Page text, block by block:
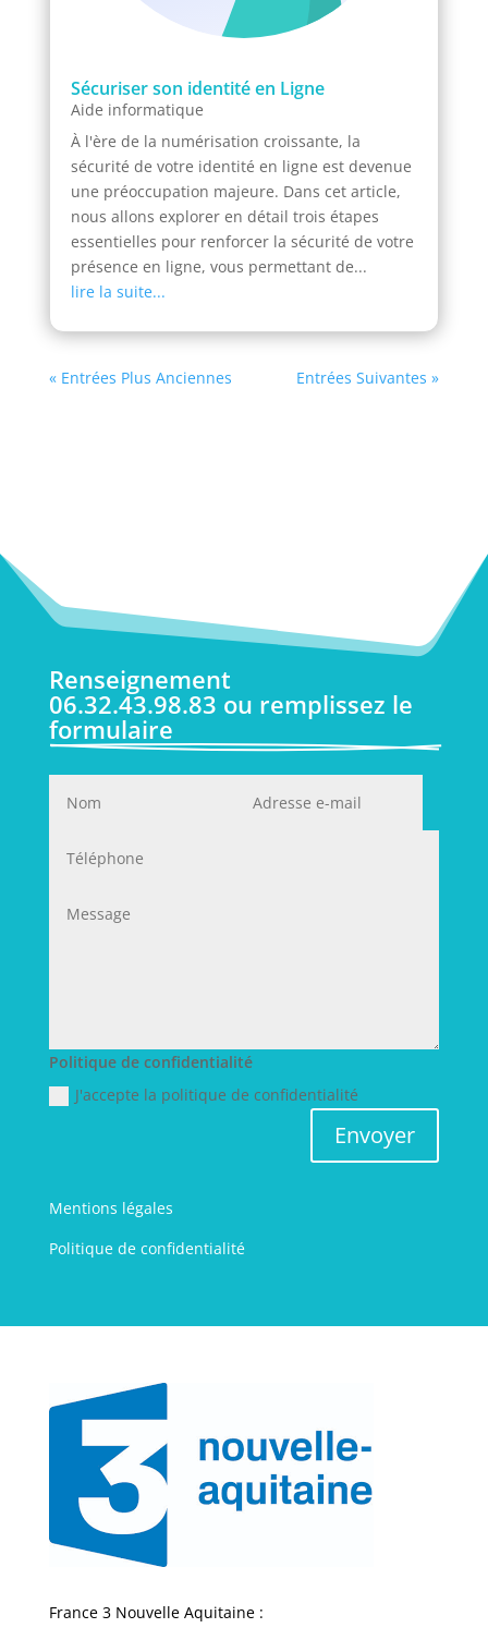
Sécuriser son identité en Ligne
Aide informatique
À l'ère de la numérisation croissante, la
sécurité de votre identité en ligne est devenue
une préoccupation majeure. Dans cet article,
nous allons explorer en détail trois étapes
essentielles pour renforcer la sécurité de votre
présence en ligne, vous permettant de...
lire la suite...
« Entrées Plus Anciennes Entrées Suivantes »
Renseignement
06.32.43.98.83 ou remplissez le
formulaire
Politique de confidentialité
J'accepte la politique de confidentialité
Envoyer
Mentions légales
Politique de confidentialité
France 3 Nouvelle Aquitaine :